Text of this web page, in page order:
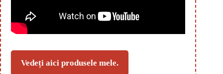
Vedeți aici produsele mele.